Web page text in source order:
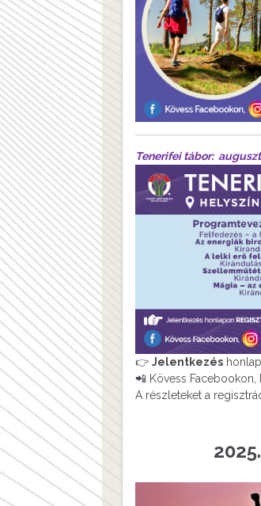
Tenerifei tábor:
👉 Jelentkezés
📲 Kövess Facebookon,
A részleteket a